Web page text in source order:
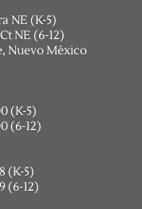
NE (K-5)
NE (6-12)
Nuevo México
(K-5)
(6-12)
(K-5)
(6-12)